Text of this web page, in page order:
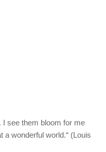
I see them bloom for me
a wonderful world.“ (Louis